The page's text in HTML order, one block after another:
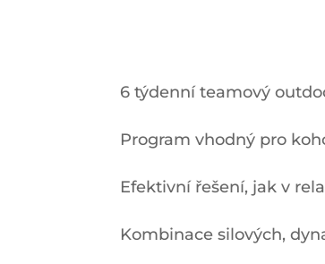
6 týdenní teamový
Program vhodný pro
Efektivní řešení, jak v
Kombinace silových,